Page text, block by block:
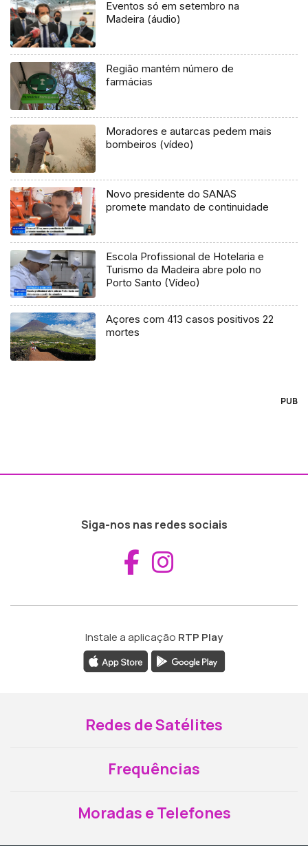
Eventos só em setembro na
Madeira (áudio)
Região mantém número de
farmácias
Moradores e autarcas pedem mais
bombeiros (vídeo)
Novo presidente do SANAS
promete mandato de continuidade
Escola Profissional de Hotelaria e
Turismo da Madeira abre polo no
Porto Santo (Vídeo)
Açores com 413 casos positivos 22
mortes
PUB
Siga-nos nas redes sociais
Aceder ao
Instale a aplicação RTP Play
Redes de Satélites
Frequências
Moradas e Telefones